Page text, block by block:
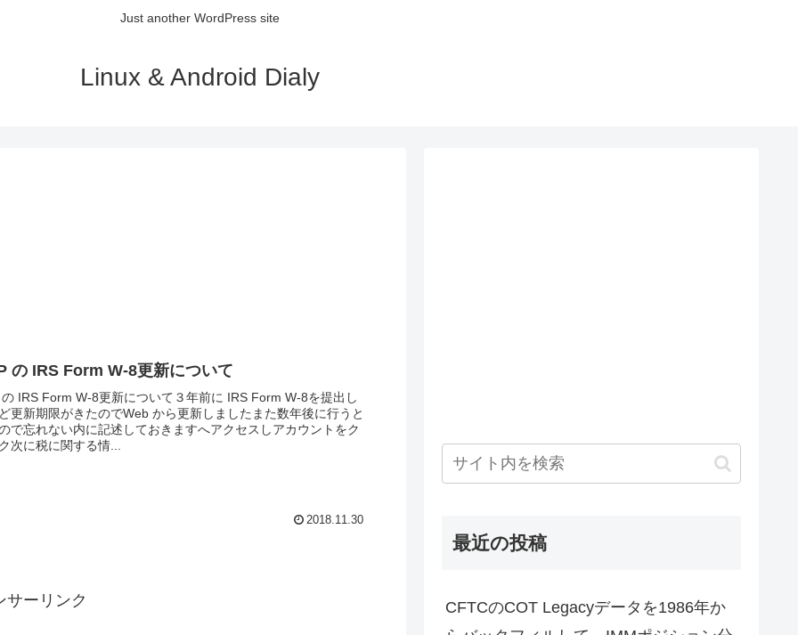
Just another WordPress site
Linux & Android Dialy
の IRS Form W-8更新について
の IRS Form W-8更新について３年前に IRS Form W-8を提出し
更新期限がきたのでWeb から更新しましたまた数年後に行うと
で忘れない内に記述しておきますへアクセスしアカウントをク
次に税に関する情...
2018.11.30
サーリンク
最近の投稿
CFTCのCOT Legacyデータを1986年か